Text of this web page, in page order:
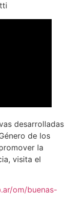
desarrolladas
de los
la
visita el
om/buenas-